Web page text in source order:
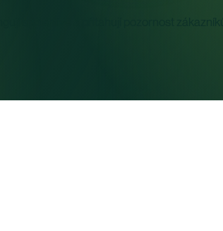
spolehlivě a přitahují pozornost zákazníků.